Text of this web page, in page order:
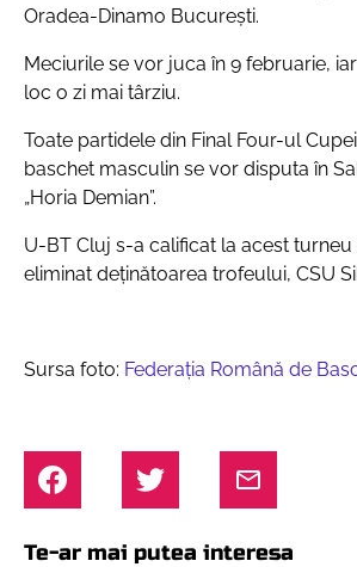
Oradea-Dinamo București.
Meciurile se vor juca în 9 februarie,
loc o zi mai târziu.
Toate partidele din Final Four-ul
baschet masculin se vor disputa în
„Horia Demian”.
U-BT Cluj s-a calificat la acest
eliminat deținătoarea trofeului, CSU
Sursa foto: Federația Română de
Te-ar mai putea interesa